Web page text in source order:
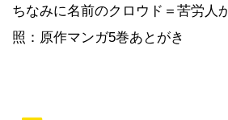
ちなみに名前のクロウド＝苦労人
照：原作マンガ5巻あとがき